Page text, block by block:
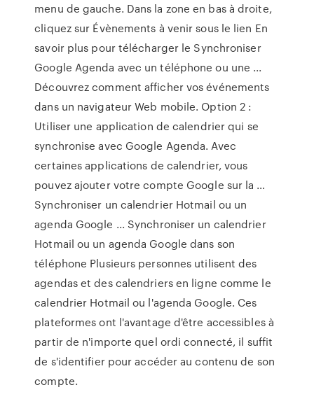
menu de gauche. Dans la zone en bas à droite,
cliquez sur Évènements à venir sous le lien En
savoir plus pour télécharger le Synchroniser
Google Agenda avec un téléphone ou une ...
Découvrez comment afficher vos événements
dans un navigateur Web mobile. Option 2 :
Utiliser une application de calendrier qui se
synchronise avec Google Agenda. Avec
certaines applications de calendrier, vous
pouvez ajouter votre compte Google sur la …
Synchroniser un calendrier Hotmail ou un
agenda Google ... Synchroniser un calendrier
Hotmail ou un agenda Google dans son
téléphone Plusieurs personnes utilisent des
agendas et des calendriers en ligne comme le
calendrier Hotmail ou l'agenda Google. Ces
plateformes ont l'avantage d'être accessibles à
partir de n'importe quel ordi connecté, il suffit
de s'identifier pour accéder au contenu de son
compte.